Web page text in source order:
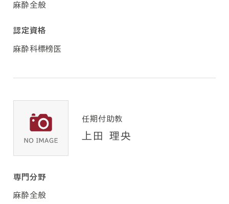
麻酔全般
認定資格
麻酔科標榜医
任期付助教
上田 理央
専門分野
麻酔全般